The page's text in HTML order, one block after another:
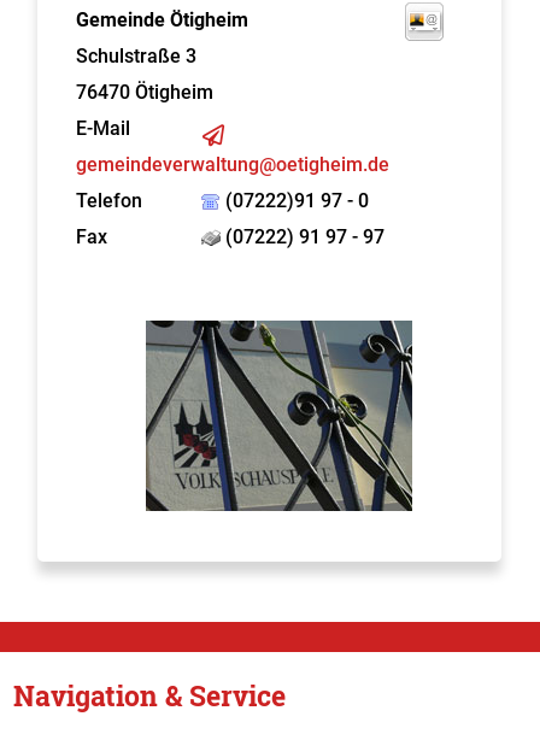
Gemeinde Ötigheim
Schulstraße 3
76470 Ötigheim
E-Mail
gemeindeverwaltung@oetigheim.de
Telefon
(07222)91 97 - 0
Fax
(07222) 91 97 - 97
Navigation & Service